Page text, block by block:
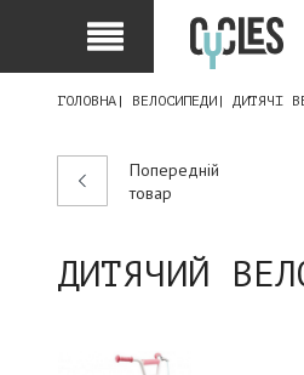
ГОЛОВНА ВЕЛОСИПЕДИ ДИТЯЧІ
Попередній
товар
ДИТЯЧИЙ